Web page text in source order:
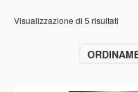
Visualizzazione di 5 risultati